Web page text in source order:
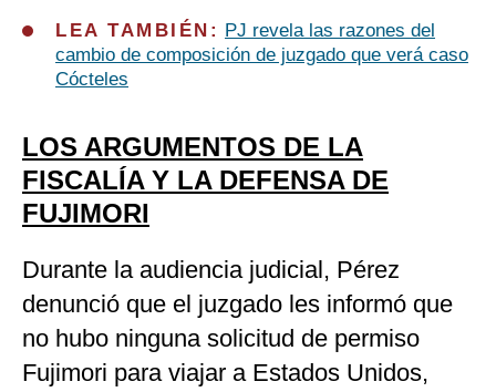
LEA TAMBIÉN:
PJ revela las razones del
cambio de composición de juzgado que verá caso
Cócteles
LOS ARGUMENTOS DE LA
FISCALÍA Y LA DEFENSA DE
FUJIMORI
Durante la audiencia judicial, Pérez
denunció que el juzgado les informó que
no hubo ninguna solicitud de permiso
Fujimori para viajar a Estados Unidos,